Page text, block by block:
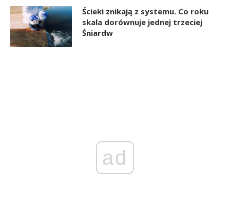
Ścieki znikają z systemu. Co roku
skala dorównuje jednej trzeciej
Śniardw
ad